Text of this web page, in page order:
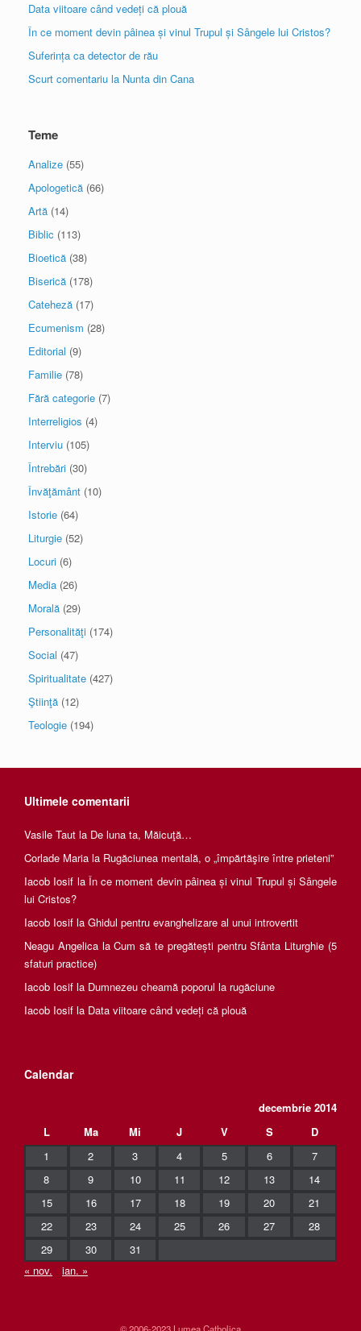
Data viitoare când vedeți că plouă
În ce moment devin pâinea și vinul Trupul și Sângele lui Cristos?
Suferința ca detector de rău
Scurt comentariu la Nunta din Cana
Teme
Analize (55)
Apologetică (66)
Artă (14)
Biblic (113)
Bioetică (38)
Biserică (178)
Cateheză (17)
Ecumenism (28)
Editorial (9)
Familie (78)
Fără categorie (7)
Interreligios (4)
Interviu (105)
Întrebări (30)
Învăţământ (10)
Istorie (64)
Liturgie (52)
Locuri (6)
Media (26)
Morală (29)
Personalităţi (174)
Social (47)
Spiritualitate (427)
Ştiinţă (12)
Teologie (194)
Ultimele comentarii
Vasile Taut la De luna ta, Măicuţă…
Corlade Maria la Rugăciunea mentală, o „împărtăşire între prieteni”
Iacob Iosif la În ce moment devin pâinea și vinul Trupul și Sângele
lui Cristos?
Iacob Iosif la Ghidul pentru evanghelizare al unui introvertit
Neagu AngelicalaCum să te pregătești pentru Sfânta Liturghie (5
sfaturi practice)
Iacob Iosif la Dumnezeu cheamă poporul la rugăciune
Iacob Iosif la Data viitoare când vedeți că plouă
Calendar
decembrie 2014
L
Ma Mi J V S
D
1
2 3 4 5 6
7
8
9 10 11 12 13
14
15
16 17 18 19 20
21
22
23 24 25 26 27
28
29
30
31
« nov.
ian. »
© 2006-2023 Lumea Catholica